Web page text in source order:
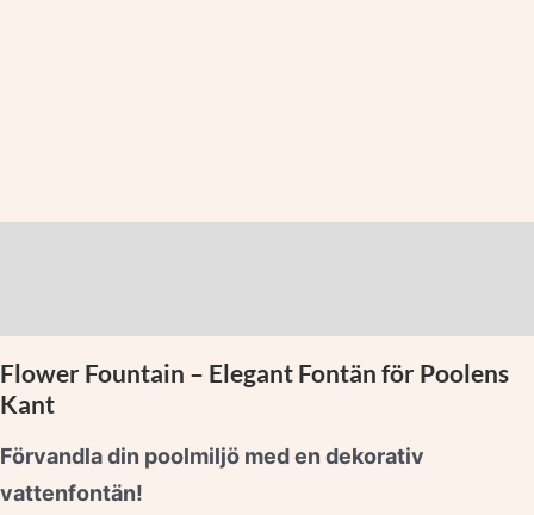
Flower Fountain – Elegant Fontän för Poolens
Kant
Förvandla din poolmiljö med en dekorativ
vattenfontän!